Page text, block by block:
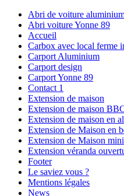
Abri de voiture
Abri voiture Yonne 89
Accueil
Carbox avec local ferme
Carport Aluminium
Carport design
Carport Yonne 89
Contact 1
Extension de maison
Extension de maison
Extension de maison en
Extension de Maison en
Extension de Maison
Extension véranda
Footer
Le saviez vous ?
Mentions légales
News